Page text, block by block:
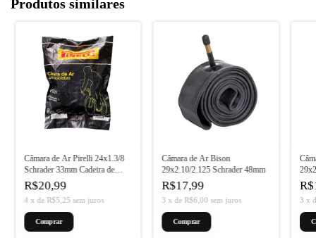
Produtos similares
Câmara de Ar Pirelli 24x1.3/8
Schrader 33mm Cadeira de
Roda
R$20,99
4 x de R$5,25 sem juros
Câmara de Ar Bison
29x2.10/2.125 Schrader 48mm
R$17,99
3 xde R$6,00 sem juros 3 x